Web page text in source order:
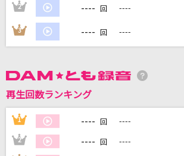
家族や友達と一緒に！練習にも！
2 ---- 回 ----
3 ---- 回 ----
再生回数ランキング
1 ---- 回 ----
2 ---- 回 ----